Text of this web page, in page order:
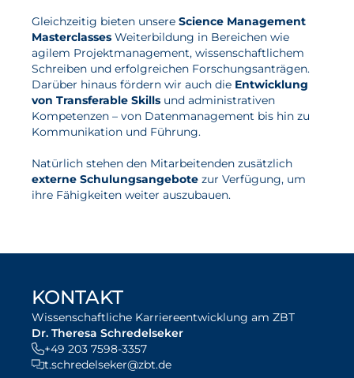
Gleichzeitig bieten unsere Science Management
Masterclasses Weiterbildung in Bereichen wie
agilem Projektmanagement, wissenschaftlichem
Schreiben und erfolgreichen Forschungsanträgen.
Darüber hinaus fördern wir auch die Entwicklung
von Transferable Skills und administrativen
Kompetenzen – von Datenmanagement bis hin zu
Kommunikation und Führung.
Natürlich stehen den Mitarbeitenden zusätzlich
externe Schulungsangebote zur Verfügung, um
ihre Fähigkeiten weiter auszubauen.
mehr zu unseren Schulungen
KONTAKT
Wissenschaftliche Karriereentwicklung am ZBT
Dr. Theresa Schredelseker
+49 203 7598-3357
t.schredelseker@zbt.de